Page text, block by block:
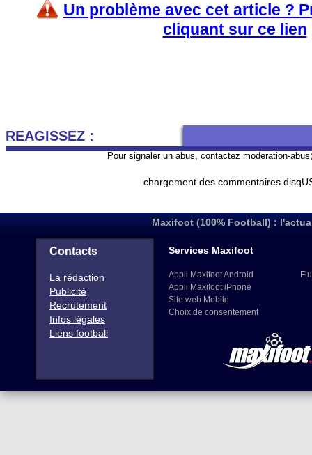
Un problème avec cet article ?
cliquant sur ce lien
REAGISSEZ :
Pour signaler un abus, contactez moderation-
chargement des commentaires
Maxifoot (100% Football) :
Contacts
La rédaction
Publicité
Recrutement
Infos légales
Liens football
Services Maxifoot
Appli Maxifoot Android
Appli Maxifoot iPhone
Site web Mobile
Choix de consentement